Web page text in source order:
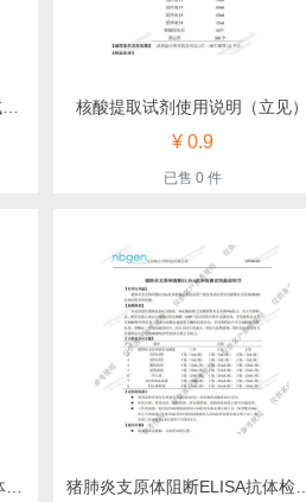
猪瘟病毒阻断ELISA抗体检测试剂盒（纳百） 核酸提取试剂使用说明（立见）
¥ 0.9
已售 0 件
猪伪狂犬病毒gB阻断ELISA抗体检测试剂盒（纳百）